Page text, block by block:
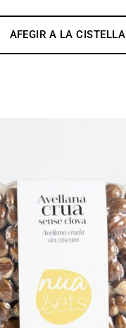
AFEGIR A LA CISTELLA